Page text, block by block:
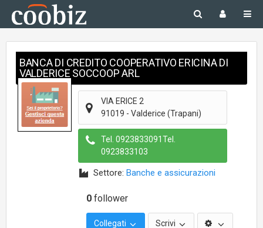
BANCA DI CREDITO COOPERATIVO ERICINA DI
VALDERICE SOCCOOP ARL
VIA ERICE 2
91019 - Valderice (Trapani)
Tel. 0923833091Tel.
0923833103
Settore: Banche e assicurazioni
0 follower
Collegati Scrivi